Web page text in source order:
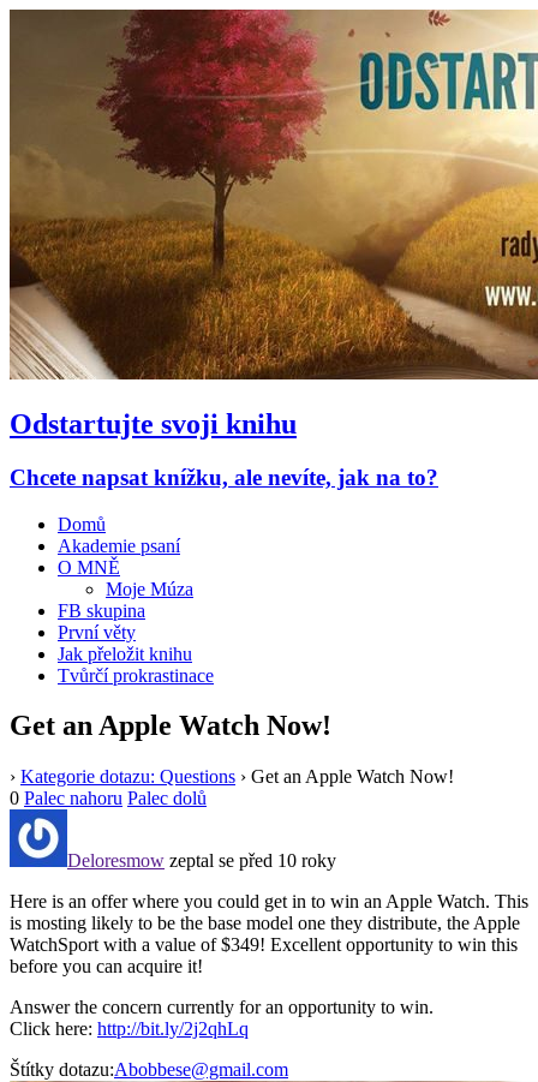
Odstartujte svoji knihu
Chcete napsat knížku, ale nevíte, jak na to?
Domů
Akademie psaní
O MNĚ
Moje Múza
FB skupina
První věty
Jak přeložit knihu
Tvůrčí prokrastinace
Get an Apple Watch Now!
› Kategorie dotazu: Questions › Get an Apple Watch Now!
0 Palec nahoru Palec dolů
Deloresmow zeptal se před 10 roky
Here is an offer where you could get in to win an Apple Watch. This
is mosting likely to be the base model one they distribute, the Apple
WatchSport with a value of $349! Excellent opportunity to win this
before you can acquire it!
Answer the concern currently for an opportunity to win.
Click here: http://bit.ly/2j2qhLq
Štítky dotazu:Abobbese@gmail.com